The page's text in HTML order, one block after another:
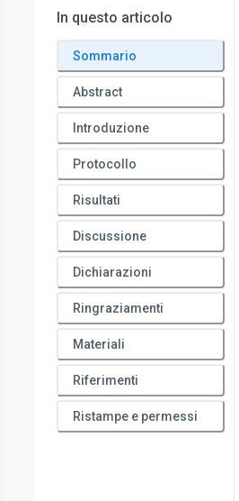
In questo articolo
Sommario
Abstract
Introduzione
Protocollo
Risultati
Discussione
Dichiarazioni
Ringraziamenti
Materiali
Riferimenti
Ristampe e permessi